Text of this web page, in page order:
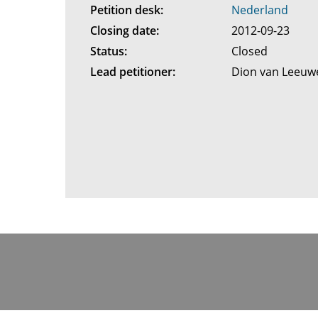
Petition desk:
Nederland
Closing date:
2012-09-23
Status:
Closed
Lead petitioner:
Dion van